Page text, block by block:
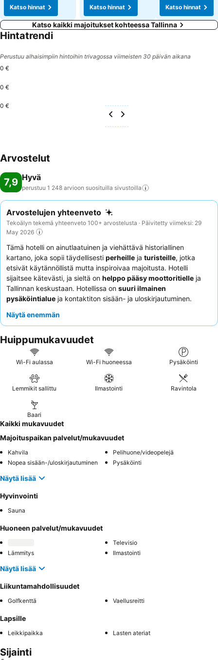
Katso hinnat
Katso hinnat
Katso hinnat
Katso kaikki majoitukset kohteessa Tallinna
Hintatrendi
Perustuu alhaisimpiin hintoihin trivagossa viimeisten 30 päivän aikana
0 €
0 €
0 €
Arvostelut
7,9 Hyvä
perustuu 1 248 arvioon suosituilla sivustoilla
Arvostelujen yhteenveto
Tekoälyn tekemä yhteenveto 100+ arvostelusta · Päivitetty viimeksi: 29
May 2026
Tämä hotelli on ainutlaatuinen ja viehättävä historiallinen
kartano, joka sopii täydellisesti perheille ja turisteille, jotka
etsivät käytännöllistä mutta inspiroivaa majoitusta. Hotelli
sijaitsee kätevästi, ja sieltä on helppo pääsy moottoritielle ja
Tallinnan keskustaan. Hotellissa on suuri ilmainen
pysäköintialue ja kontaktiton sisään- ja uloskirjautuminen.
herkullistageorgialaista ruokaa
kokemusta kaipaaville asiakkaille suositellaan puutarhaan päin
olevia huoneita.
Näytä enemmän
Huippumukavuudet
Wi-Fi aulassa Wi-Fi huoneessa Pysäköinti
Lemmikit sallittu Ilmastointi Ravintola
Baari
Kaikki mukavuudet
Majoituspaikan palvelut/mukavuudet
Kahvila
Pelihuone/videopelejä
Nopea sisään-/uloskirjautuminen
Pysäköinti
Näytä lisää
Hyvinvointi
Sauna
Huoneen palvelut/mukavuudet
Televisio
Lämmitys
Ilmastointi
Näytä lisää
Liikuntamahdollisuudet
Golfkenttä Vaellusreitti
Lapsille
Leikkipaikka Lasten ateriat
Sijainti